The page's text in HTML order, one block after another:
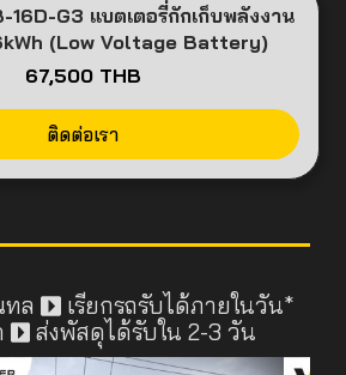
16D-G3 แบตเตอรี่กักเก็บพลังงาน
(Low Voltage Battery)
67,500 THB
ติดต่อเรา
ทล
เรียกรถรับได้ภายในวัน*
ส่งพัสดุได้รับใน 2-3 วัน